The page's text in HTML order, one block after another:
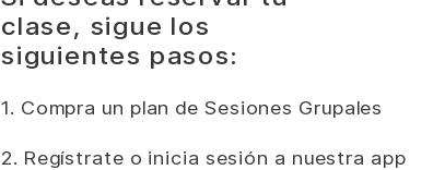
clase, sigue los
siguientes pasos:
1. Compra un plan de Sesiones Grupales
2. Regístrate o inicia sesión a nuestra app